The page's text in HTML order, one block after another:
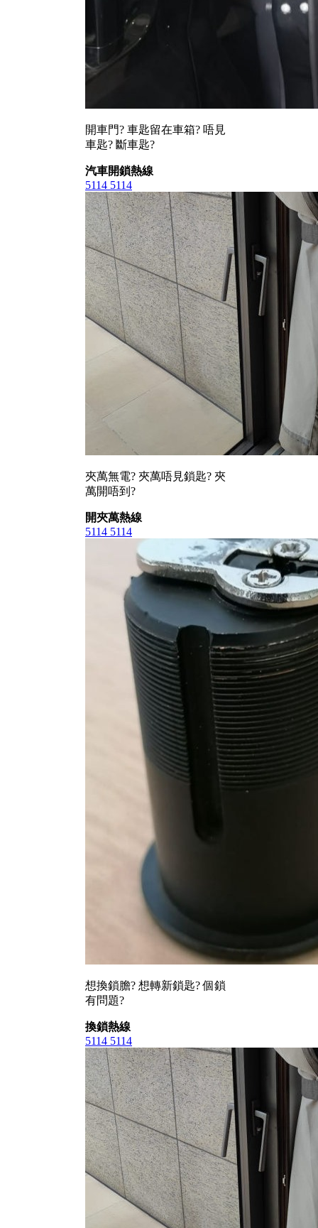
開車門? 車匙留在車箱? 唔見
車匙? 斷車匙?
汽車開鎖熱線
5114 5114
夾萬無電? 夾萬唔見鎖匙? 夾
萬開唔到?
開夾萬熱線
5114 5114
想換鎖膽? 想轉新鎖匙? 個鎖
有問題?
換鎖熱線
5114 5114